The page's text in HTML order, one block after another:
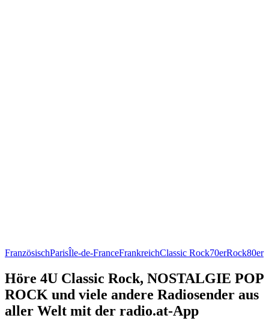
FranzösischParisÎle-de-FranceFrankreichClassic Rock70erRock80er
Höre 4U Classic Rock, NOSTALGIE POP
ROCK und viele andere Radiosender aus
aller Welt mit der radio.at-App